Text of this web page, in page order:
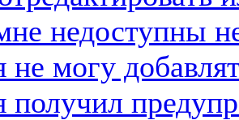
недоступны
могу
получил